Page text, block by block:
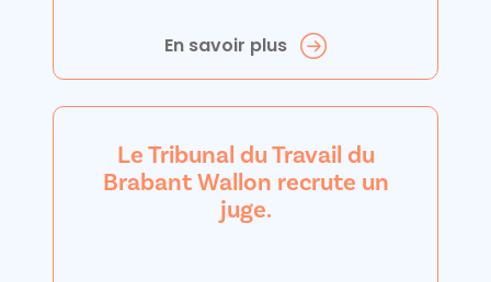
En savoir plus
Le Tribunal du Travail du
Brabant Wallon recrute un
juge.